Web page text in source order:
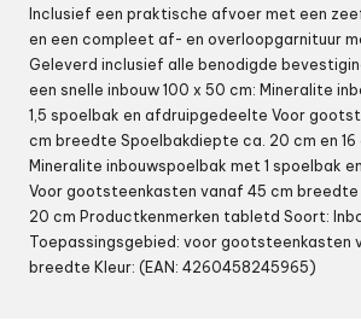
Inclusief een praktische afvoer met een
en een compleet af- en overloopgarnituur
Geleverd inclusief alle benodigde
een snelle inbouw 100 x 50 cm: Mineralite
1,5 spoelbak en afdruipgedeelte Voor
cm breedte Spoelbakdiepte ca. 20 cm en 16
Mineralite inbouwspoelbak met 1 spoelbak
Voor gootsteenkasten vanaf 45 cm
20 cm Productkenmerken tabletd Soort:
Toepassingsgebied: voor gootsteenkasten
breedte Kleur: (EAN: 4260458245965)